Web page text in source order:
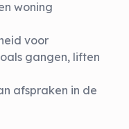
woning
voor
gangen, liften
afspraken in de